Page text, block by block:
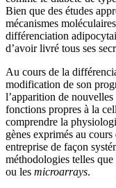
Bien que des études
mécanismes
différenciation
d’avoir livré tous ses
Au cours de la
modification de son
l’apparition de
fonctions propres à la
comprendre la
gènes exprimés au
entreprise de façon
méthodologies telles que
ou les microarrays.